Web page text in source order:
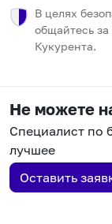
В целях
общайтесь
Кукурента.
Не можете
Специалист по
лучшее
Оставить